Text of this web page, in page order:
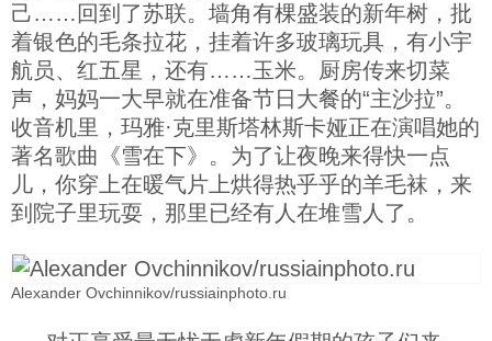
经济
科技
社会
己……回到了苏联。墙角有棵盛装的新年树，批
着银色的毛条拉花，挂着许多玻璃玩具，有小宇
航员、红五星，还有……玉米。厨房传来切菜
声，妈妈一大早就在准备节日大餐的“主沙拉”。
收音机里，玛雅·克里斯塔林斯卡娅正在演唱她的
著名歌曲《雪在下》。为了让夜晚来得快一点
儿，你穿上在暖气片上烘得热乎乎的羊毛袜，来
到院子里玩耍，那里已经有人在堆雪人了。
Alexander Ovchinnikov/russiainphoto.ru